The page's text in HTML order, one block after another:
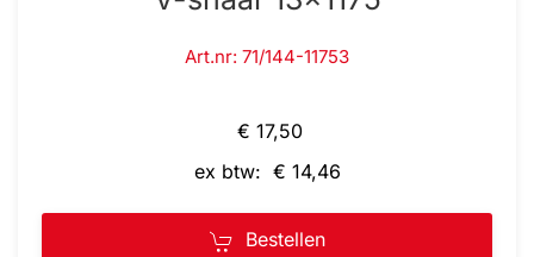
Art.nr: 71/144-11753
€ 17,50
ex btw: € 14,46
Bestellen